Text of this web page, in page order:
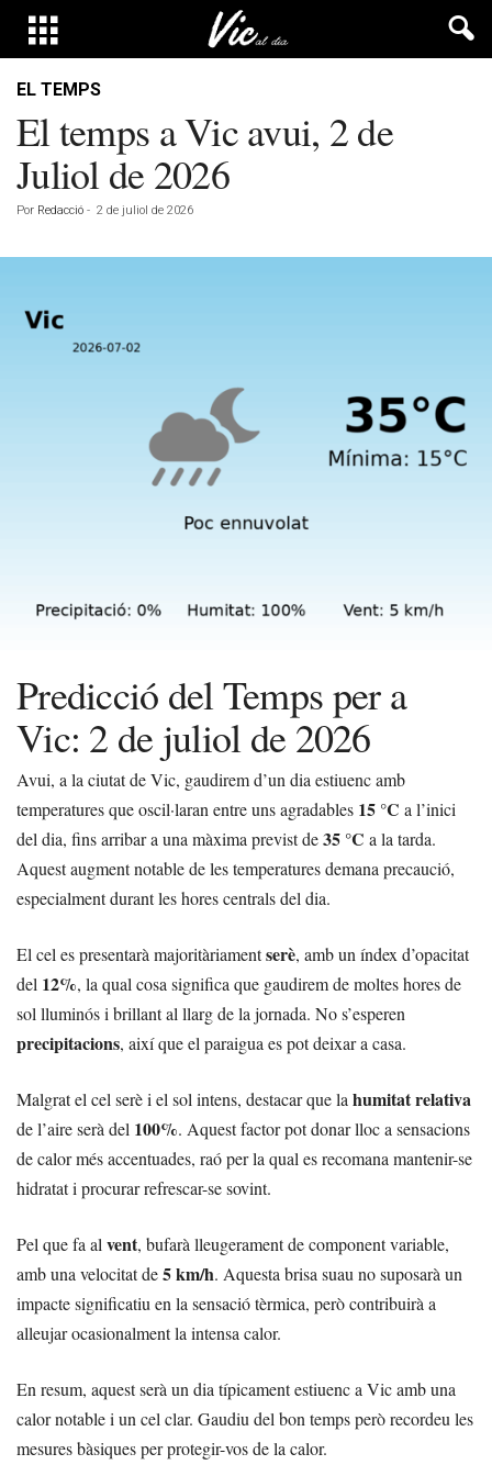
EL TEMPS
El temps a Vic avui, 2 de
Juliol de 2026
Por Redacció - 2 de juliol de 2026
Predicció del Temps per a
Vic: 2 de juliol de 2026
Avui, a la ciutat de Vic, gaudirem d’un dia estiuenc amb
temperatures que oscil·laran entre uns agradables 15 °C a l’inici
del dia, fins arribar a una màxima previst de35 °C a la tarda.
Aquest augment notable de les temperatures demana precaució,
especialment durant les hores centrals del dia.
El cel es presentarà majoritàriamentserè, amb un índex d’opacitat
del 12%, la qual cosa significa que gaudirem de moltes hores de
sol lluminós i brillant al llarg de la jornada. No s’esperen
precipitacions, així que el paraigua es pot deixar a casa.
Malgrat el cel serè i el sol intens, destacar que lahumitat relativa
de l’aire serà del 100%. Aquest factor pot donar lloc a sensacions
de calor més accentuades, raó per la qual es recomana mantenir-se
hidratat i procurar refrescar-se sovint.
Pel que fa alvent, bufarà lleugerament de component variable,
amb una velocitat de5 km/h. Aquesta brisa suau no suposarà un
impacte significatiu en la sensació tèrmica, però contribuirà a
alleujar ocasionalment la intensa calor.
En resum, aquest serà un dia típicament estiuenc a Vic amb una
calor notable i un cel clar. Gaudiu del bon temps però recordeu les
mesures bàsiques per protegir-vos de la calor.